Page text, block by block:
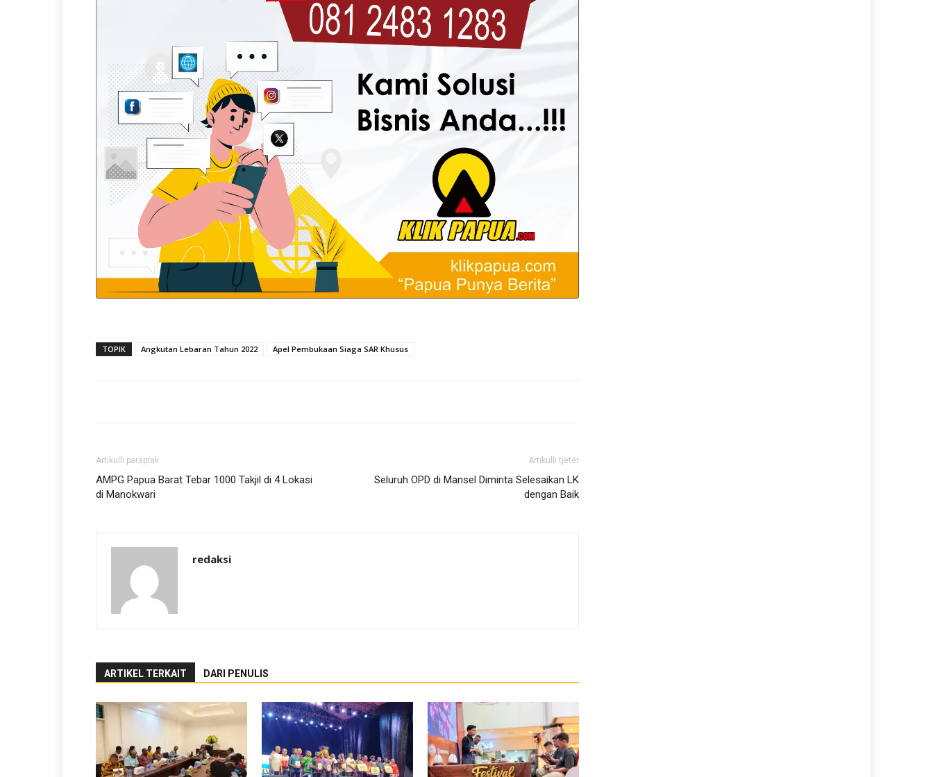
TOPIK Angkutan Lebaran Tahun 2022 Apel Pembukaan Siaga SAR Khusus
Artikulli paraprak
AMPG Papua Barat Tebar 1000 Takjil di 4 Lokasi
di Manokwari
Artikulli tjetër
Seluruh OPD di Mansel Diminta Selesaikan LK
dengan Baik
redaksi
ARTIKEL TERKAIT DARI PENULIS